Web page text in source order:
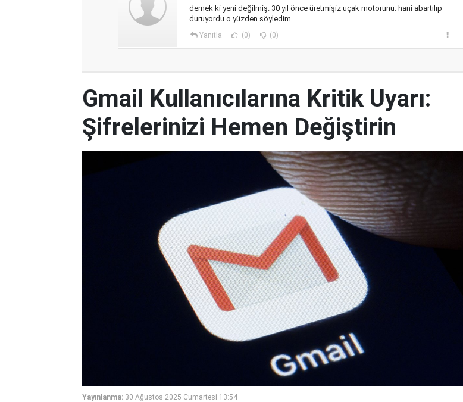
demek ki yeni değilmiş. 30 yıl önce üretmişiz uçak motorunu. hani abartılıp
duruyordu o yüzden söyledim.
Yanıtla (0) (0)
Gmail Kullanıcılarına Kritik Uyarı:
Şifrelerinizi Hemen Değiştirin
Yayınlanma: 30 Ağustos 2025 Cumartesi 13:54